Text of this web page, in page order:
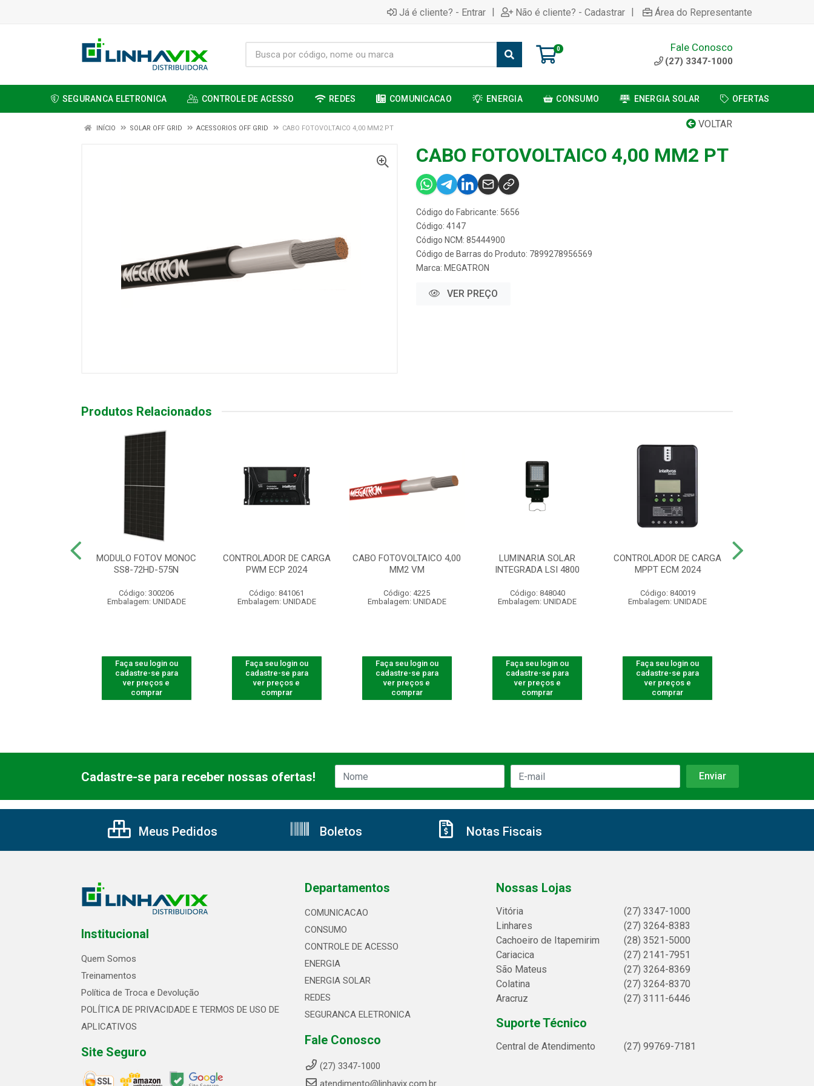
Já é cliente? - Entrar | Não é cliente? - Cadastrar | Área do Representante
0 Fale Conosco
(27) 3347-1000
SEGURANCA ELETRONICA CONTROLE DE ACESSO REDES COMUNICACAO ENERGIA CONSUMO ENERGIA SOLAR OFERTAS
VOLTAR
INÍCIO SOLAR OFF GRID ACESSORIOS OFF GRID CABO FOTOVOLTAICO 4,00 MM2 PT
CABO FOTOVOLTAICO 4,00 MM2 PT
Código do Fabricante: 5656
Código: 4147
Código NCM: 85444900
Código de Barras do Produto: 7899278956569
Marca: MEGATRON
VER PREÇO
Produtos Relacionados
MODULO FOTOV MONOC
SS8-72HD-575N
Código: 300206
Embalagem: UNIDADE
Faça seu login ou
cadastre-se para
ver preços e
comprar
CONTROLADOR DE CARGA
PWM ECP 2024
Código: 841061
Embalagem: UNIDADE
Faça seu login ou
cadastre-se para
ver preços e
comprar
CABO FOTOVOLTAICO 4,00
MM2 VM
Código: 4225
Embalagem: UNIDADE
Faça seu login ou
cadastre-se para
ver preços e
comprar
LUMINARIA SOLAR
INTEGRADA LSI 4800
Código: 848040
Embalagem: UNIDADE
Faça seu login ou
cadastre-se para
ver preços e
comprar
CONTROLADOR DE CARGA
MPPT ECM 2024
Código: 840019
Embalagem: UNIDADE
Faça seu login ou
cadastre-se para
ver preços e
comprar
Cadastre-se para receber nossas ofertas!
Meus Pedidos Boletos Notas Fiscais
Institucional
Quem Somos
Treinamentos
Política de Troca e Devolução
POLÍTICA DE PRIVACIDADE E TERMOS DE USO DE
APLICATIVOS
Site Seguro
Departamentos
COMUNICACAO
CONSUMO
CONTROLE DE ACESSO
ENERGIA
ENERGIA SOLAR
REDES
SEGURANCA ELETRONICA
Fale Conosco
(27) 3347-1000
atendimento@linhavix.com.br
Nossas Lojas
Vitória
(27) 3347-1000
Linhares
(27) 3264-8383
Cachoeiro de Itapemirim
(28) 3521-5000
Cariacica
(27) 2141-7951
São Mateus
(27) 3264-8369
Colatina
(27) 3264-8370
Aracruz
(27) 3111-6446
Suporte Técnico
Central de Atendimento (27) 99769-7181